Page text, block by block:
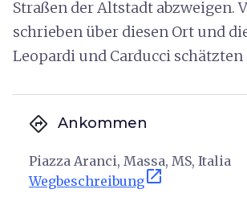
Straßen der Altstadt abzweigen.
schrieben über diesen Ort und
Leopardi und Carducci schätzten
directions Ankommen
Piazza Aranci, Massa, MS, Italia
Wegbeschreibungopen_in_new